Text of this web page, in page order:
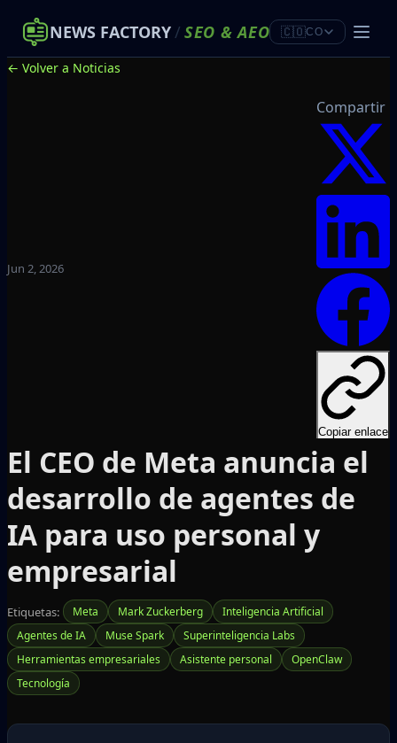
NEWS FACTORY/ SEO &AEO 🇨🇴CO
← Volver a Noticias
Jun 2, 2026
Compartir
Copiar enlace
El CEO de Meta anuncia el
desarrollo de agentes de
IA para uso personal y
empresarial
Etiquetas: Meta Mark Zuckerberg
Inteligencia Artificial
Agentes de IA
Muse Spark
Superinteligencia Labs
Herramientas empresariales
Asistente personal
OpenClaw
Tecnología